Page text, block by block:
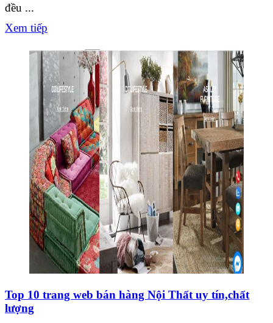
đều ...
Xem tiếp
Top 10 trang web bán hàng Nội Thất uy tín,chất
lượng